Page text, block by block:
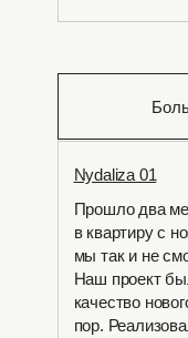
Nydaliza 01
Прошло два
в квартиру с
мы так и не
Наш проект
качество
пор.